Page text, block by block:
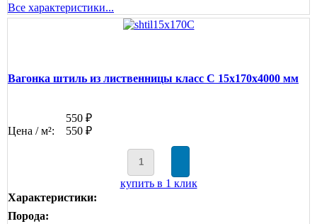
Все характеристики...
Вагонка штиль из лиственницы класс С 15x170x4000 мм
550 ₽
Цена / м²:
550 ₽
купить в 1 клик
Характеристики:
Порода: